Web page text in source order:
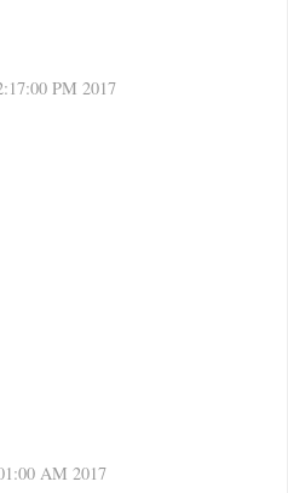
PM 2017
AM 2017